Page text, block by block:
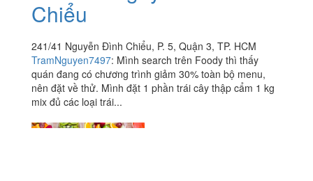
Chiểu
241/41 Nguyễn Đình Chiểu, P. 5, Quận 3, TP. HCM
TramNguyen7497: Mình search trên Foody thì thấy
quán đang có chương trình giảm 30% toàn bộ menu,
nên đặt về thử. Mình đặt 1 phần trái cây thập cẩm 1 kg
mix đủ các loại trái...